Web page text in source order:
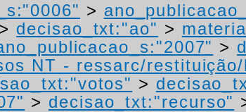
>
> decisao_txt:"ao" >
>
NT - ressarc/
>
> decisao_txt:"recurso"